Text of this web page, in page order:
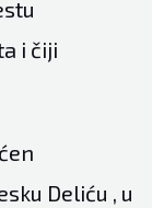
i čiji
Deliću , u